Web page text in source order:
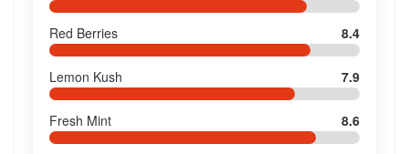
Red Berries 8.4
Lemon Kush 7.9
Fresh Mint 8.6